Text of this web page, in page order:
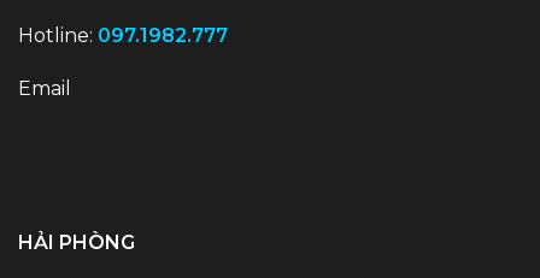
Hotline: 097.1982.777
Email
HẢI PHÒNG